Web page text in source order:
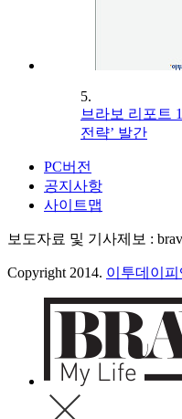
5.
브라보 리포트
전략’ 발간
PC버전
공지사항
사이트맵
보도자료 및 기사제보 :
Copyright 2014. 이투데이피